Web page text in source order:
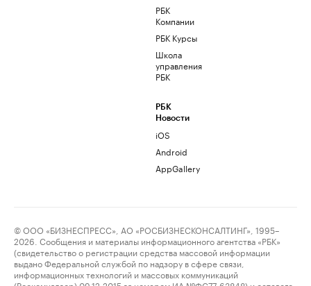
РБК
Компании
РБК Курсы
Школа
управления
РБК
РБК
Новости
iOS
Android
AppGallery
© ООО «БИЗНЕСПРЕСС», АО «РОСБИЗНЕСКОНСАЛТИНГ», 1995–
2026. Сообщения и материалы информационного агентства «РБК»
(свидетельство о регистрации средства массовой информации
выдано Федеральной службой по надзору в сфере связи,
информационных технологий и массовых коммуникаций